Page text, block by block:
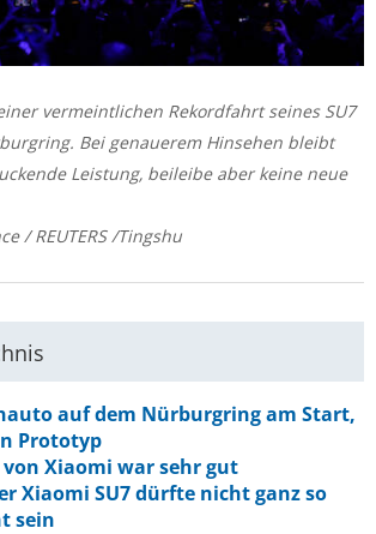
vermeintlichen Rekordfahrt seines SU7
Bei genauerem Hinsehen bleibt
Leistung, beileibe aber keine neue
/ REUTERS /Tingshu
auf dem Nürburgring am Start,
Prototyp
Xiaomi war sehr gut
Xiaomi SU7 dürfte nicht ganz so
sein